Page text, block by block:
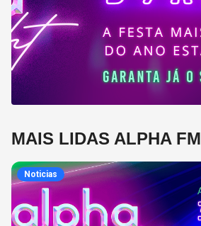
MAIS LIDAS ALPHA FM
Noticias